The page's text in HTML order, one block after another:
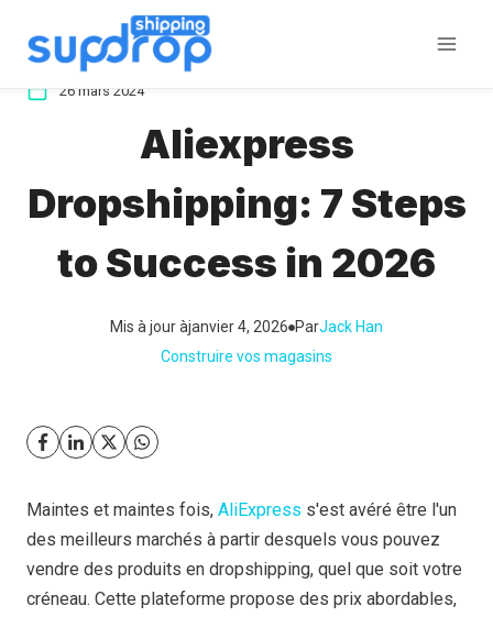
26 mars 2024
Aliexpress
Dropshipping: 7 Steps
to Success in 2026
Mis à jour àjanvier 4, 2026 ParJack Han
Construire vos magasins
Maintes et maintes fois, AliExpress s'est avéré être l'un
des meilleurs marchés à partir desquels vous pouvez
vendre des produits en dropshipping, quel que soit votre
créneau. Cette plateforme propose des prix abordables,